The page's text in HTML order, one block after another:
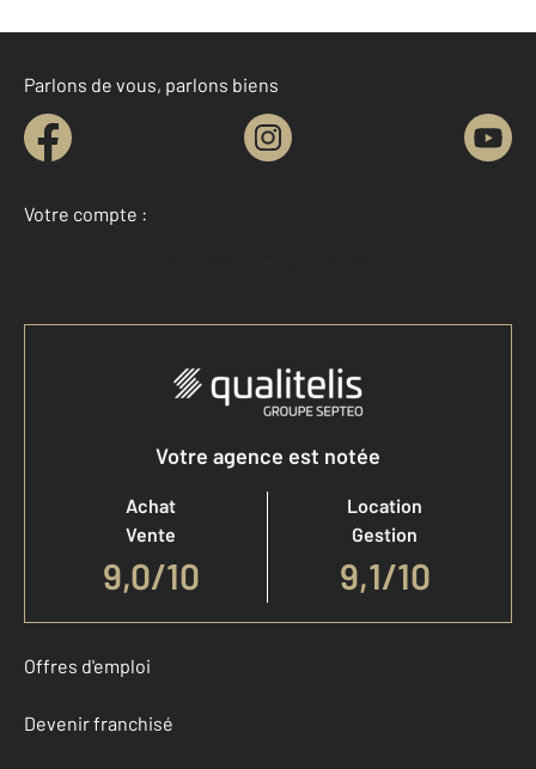
Parlons de vous, parlons biens
Votre compte :
Accéder à mon compte
Votre agence est notée
Achat
Vente
9,0/10
Location
Gestion
9,1/10
Offres d'emploi
Devenir franchisé